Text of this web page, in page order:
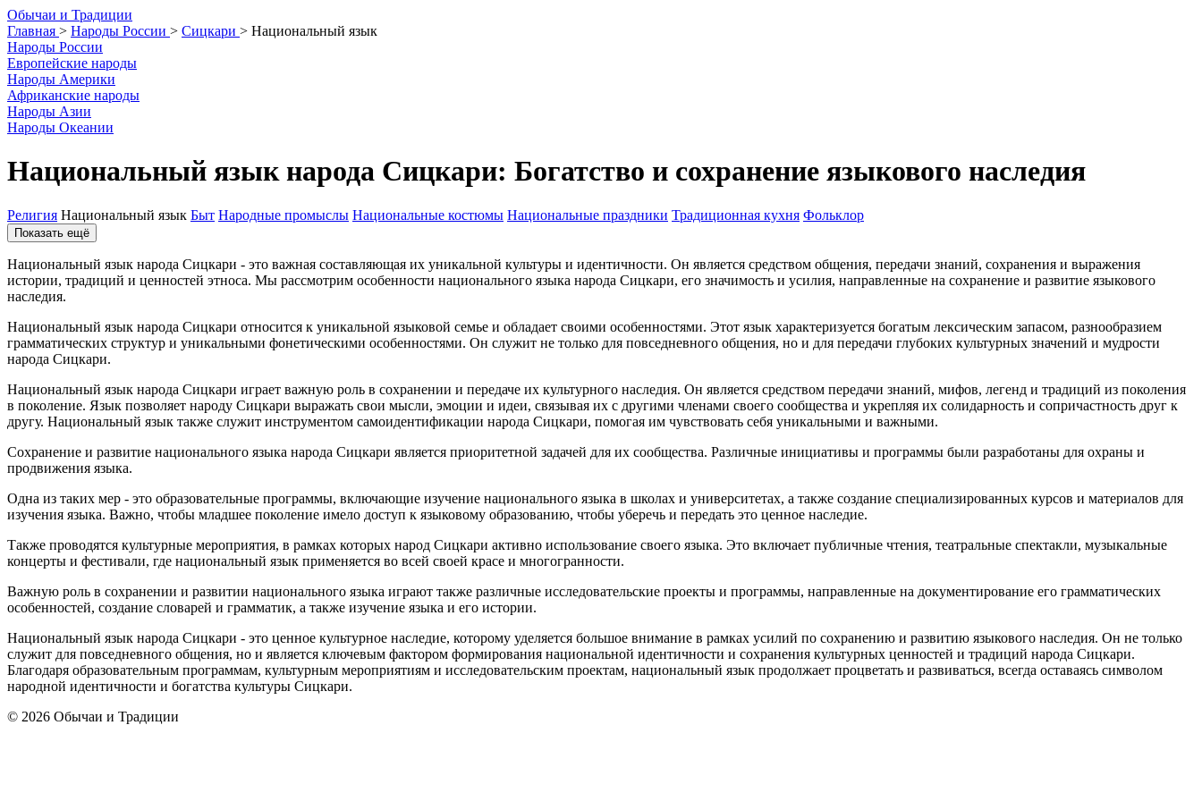
Обычаи и Традиции
Главная > Народы России > Сицкари > Национальный язык
Народы России
Европейские народы
Народы Америки
Африканские народы
Народы Азии
Народы Океании
Национальный язык народа Сицкари: Богатство и сохранение языкового наследия
Религия Национальный язык Быт Народные промыслы Национальные костюмы Национальные праздники Традиционная кухня Фольклор
Показать ещё
Национальный язык народа Сицкари - это важная составляющая их уникальной культуры и идентичности. Он является средством общения, передачи знаний, сохранения и выражения
истории, традиций и ценностей этноса. Мы рассмотрим особенности национального языка народа Сицкари, его значимость и усилия, направленные на сохранение и развитие языкового
наследия.
Национальный язык народа Сицкари относится к уникальной языковой семье и обладает своими особенностями. Этот язык характеризуется богатым лексическим запасом, разнообразием
грамматических структур и уникальными фонетическими особенностями. Он служит не только для повседневного общения, но и для передачи глубоких культурных значений и мудрости
народа Сицкари.
Национальный язык народа Сицкари играет важную роль в сохранении и передаче их культурного наследия. Он является средством передачи знаний, мифов, легенд и традиций из поколения
в поколение. Язык позволяет народу Сицкари выражать свои мысли, эмоции и идеи, связывая их с другими членами своего сообщества и укрепляя их солидарность и сопричастность друг к
другу. Национальный язык также служит инструментом самоидентификации народа Сицкари, помогая им чувствовать себя уникальными и важными.
Сохранение и развитие национального языка народа Сицкари является приоритетной задачей для их сообщества. Различные инициативы и программы были разработаны для охраны и
продвижения языка.
Одна из таких мер - это образовательные программы, включающие изучение национального языка в школах и университетах, а также создание специализированных курсов и материалов для
изучения языка. Важно, чтобы младшее поколение имело доступ к языковому образованию, чтобы уберечь и передать это ценное наследие.
Также проводятся культурные мероприятия, в рамках которых народ Сицкари активно использование своего языка. Это включает публичные чтения, театральные спектакли, музыкальные
концерты и фестивали, где национальный язык применяется во всей своей красе и многогранности.
Важную роль в сохранении и развитии национального языка играют также различные исследовательские проекты и программы, направленные на документирование его грамматических
особенностей, создание словарей и грамматик, а также изучение языка и его истории.
Национальный язык народа Сицкари - это ценное культурное наследие, которому уделяется большое внимание в рамках усилий по сохранению и развитию языкового наследия. Он не только
служит для повседневного общения, но и является ключевым фактором формирования национальной идентичности и сохранения культурных ценностей и традиций народа Сицкари.
Благодаря образовательным программам, культурным мероприятиям и исследовательским проектам, национальный язык продолжает процветать и развиваться, всегда оставаясь символом
народной идентичности и богатства культуры Сицкари.
© 2026 Обычаи и Традиции